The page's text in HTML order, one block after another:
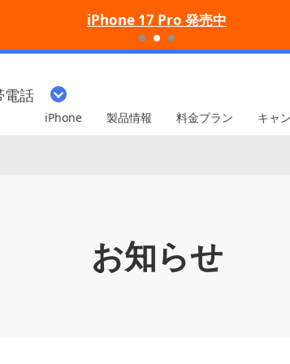
iPhone 17 Pro 発売中
電話
iPhone 製品情報 料金プラン キャ
お知らせ